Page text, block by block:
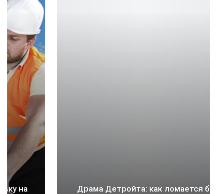
Драма Детройта: как ломается будущее